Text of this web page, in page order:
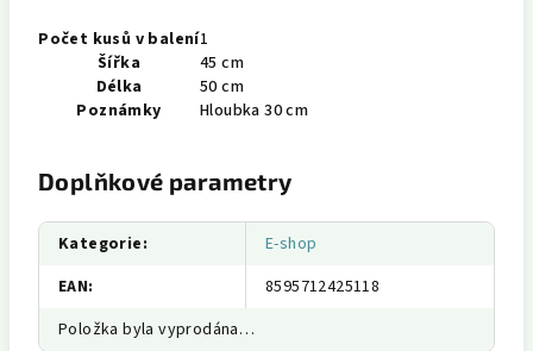
Počet kusů v balení1
Šířka
45 cm
Délka
50 cm
Poznámky
Hloubka 30 cm
Doplňkové parametry
Kategorie:
E-shop
EAN:
8595712425118
Položka byla vyprodána…